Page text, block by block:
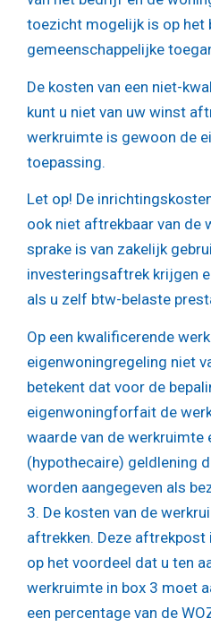
toezicht mogelijk is op het
gemeenschappelijke
De kosten van een niet-
kunt u niet van uw winst
werkruimte is gewoon de
toepassing.
Let op! De
ook niet aftrekbaar van de
sprake is van zakelijk
investeringsaftrek krijgen
als u zelf btw-belaste
Op een kwalificerende
eigenwoningregeling niet
betekent dat voor de
eigenwoningforfait de
waarde van de werkruimte
(hypothecaire) geldlening
worden aangegeven als
3. De kosten van de
aftrekken. Deze
op het voordeel dat u ten
werkruimte in box 3 moet
een percentage van de